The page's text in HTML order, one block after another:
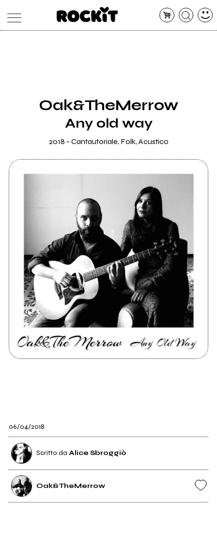
SHOP
Oak&TheMerrow
Any old way
2018 - Cantautoriale, Folk, Acustico
06/04/2018
Scritto da Alice Sbroggiò
Oak&TheMerrow